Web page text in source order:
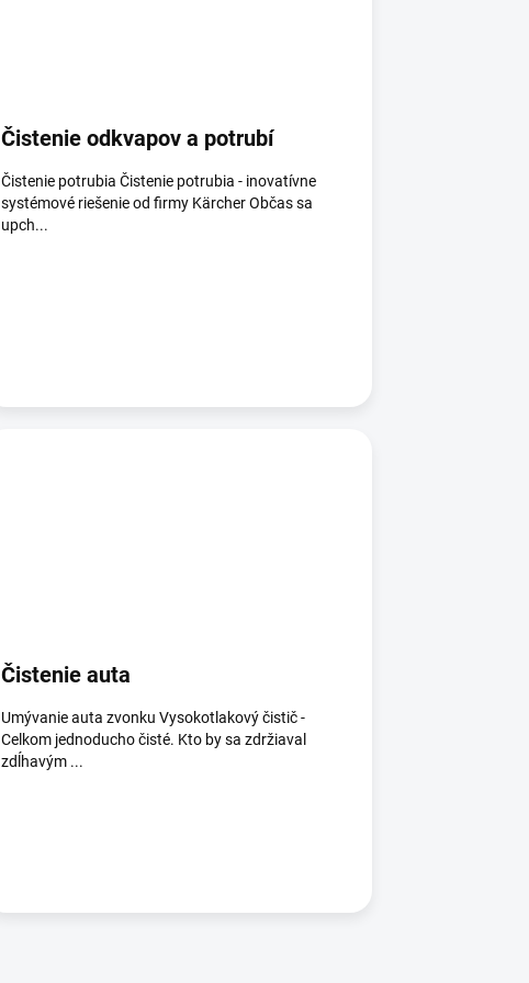
Čistenie odkvapov a potrubí
Čistenie potrubia Čistenie potrubia - inovatívne
systémové riešenie od firmy Kärcher Občas sa
upch...
Čistenie auta
Umývanie auta zvonku Vysokotlakový čistič -
Celkom jednoducho čisté. Kto by sa zdržiaval
zdĺhavým ...